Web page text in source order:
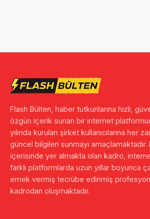
Flash Bülten, haber tutkunlarına hızlı,
özgün içerik sunan bir internet
yılında kurulan şirket kullanıcılarına her
güncel bilgileri sunmayı amaçlamaktadır.
içerisinde yer almakta olan kadro,
farklı platformlarda uzun yıllar boyunca
emek vermiş tecrübe edinmiş
kadrodan oluşmaktadır.